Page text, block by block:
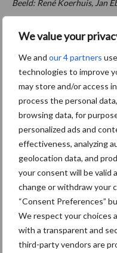
We value your
We and our 4 partners
technologies to improve
may store and/or access
process the personal
browsing data, for
personalized ads and
effectiveness, analyzing
geolocation data, and
your consent will be valid
change or withdraw your
“Consent Preferences”
We respect your choices
with a transparent and
third-party vendors are
Beeld: René Koerhuis, Jan
Loonwerker. Verder lezen?
Aanbevolen
Tien
een